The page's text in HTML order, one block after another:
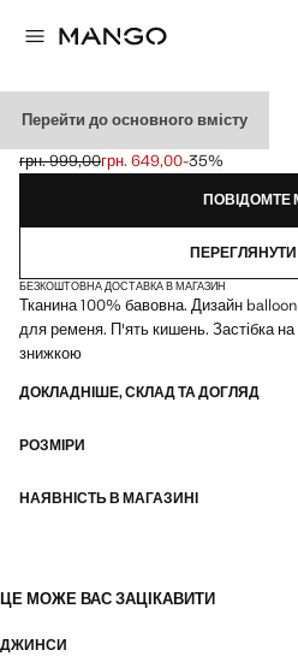
Перейти до основного вмісту
ДЖИНСИ-БАЛОНИ
Початкова ціна перекреслена [грн.
грн. 999,00
Поточна ціна [грн. 649,00 ]
грн. 649,00-35%
Виберіть колір
ПОВІДОМТЕ
БЕЗКОШТОВНА ДОСТАВКА В МАГАЗИН
Тканина 100% бавовна. Дизайн
для ременя. П'ять кишень. Застібка на
знижкою
ДОКЛАДНІШЕ, СКЛАД ТА ДОГЛЯД
РОЗМІРИ
НАЯВНІСТЬ В МАГАЗИНІ
ЦЕ МОЖЕ ВАС ЗАЦІКАВИТИ
ДЖИНСИ